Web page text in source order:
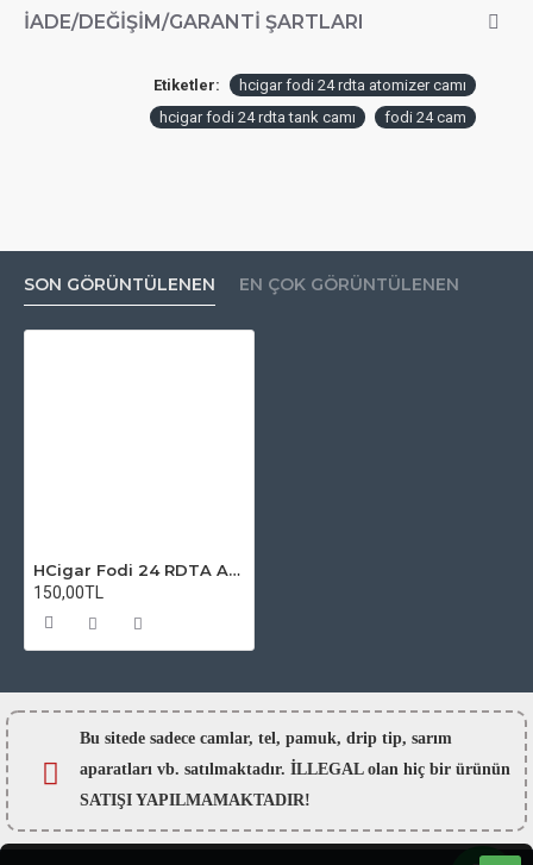
İADE/DEĞIŞIM/GARANTI ŞARTLARI
Etiketler:
hcigar fodi 24 rdta atomizer camı
hcigar fodi 24 rdta tank camı
fodi 24 cam
SON GÖRÜNTÜLENEN EN ÇOK GÖRÜNTÜLENEN
HCigar Fodi 24 RDTA Atomizer Camı
150,00TL
Bu sitede sadece camlar, tel, pamuk, drip tip, sarım
aparatları vb. satılmaktadır. İLLEGAL olan hiç bir ürünün
SATIŞI YAPILMAMAKTADIR!